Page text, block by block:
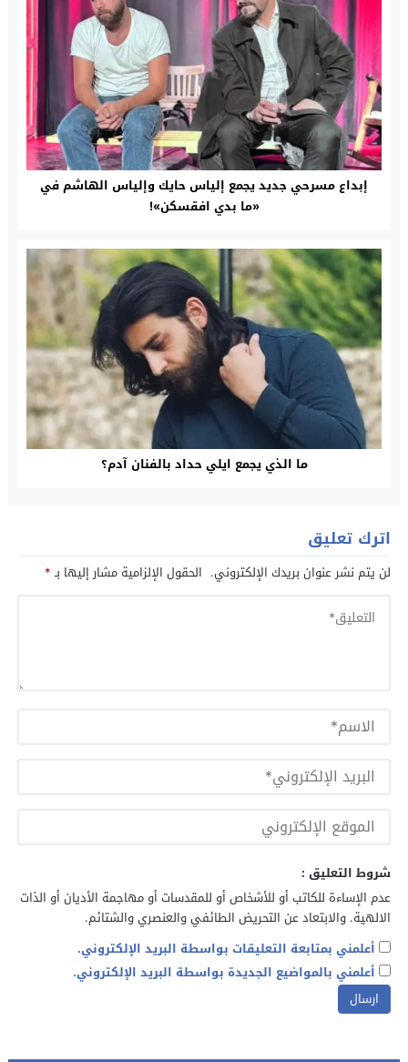
إبداع مسرحي جديد يجمع إلياس حايك وإلياس الهاشم في
«ما بدي افقسكن»!
ما الذي يجمع ايلي حداد بالفنان آدم؟
اترك تعليق
لن يتم نشر عنوان بريدك الإلكتروني. الحقول الإلزامية مشار إليها بـ*
شروط التعليق :
عدم الإساءة للكاتب أو للأشخاص أو للمقدسات أو مهاجمة الأديان أو الذات
الالهية. والابتعاد عن التحريض الطائفي والعنصري والشتائم.
أعلمني بمتابعة التعليقات بواسطة البريد الإلكتروني.
أعلمني بالمواضيع الجديدة بواسطة البريد الإلكتروني.